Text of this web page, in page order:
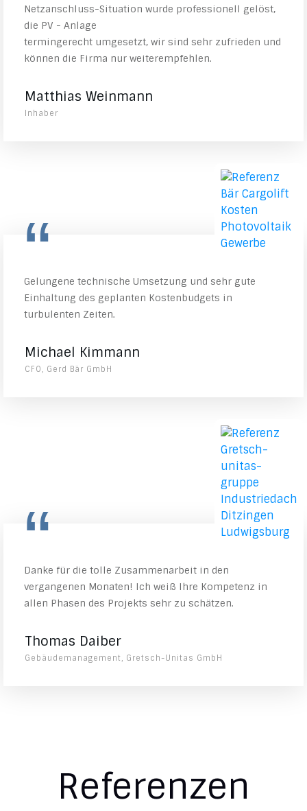
Netzanschluss-Situation wurde professionell gelöst,
die PV - Anlage
termingerecht umgesetzt, wir sind sehr zufrieden und
können die Firma nur weiterempfehlen.
Matthias Weinmann
Inhaber
“
Gelungene technische Umsetzung und sehr gute
Einhaltung des geplanten Kostenbudgets in
turbulenten Zeiten.
Michael Kimmann
CFO, Gerd Bär GmbH
“
Danke für die tolle Zusammenarbeit in den
vergangenen Monaten! Ich weiß Ihre Kompetenz in
allen Phasen des Projekts sehr zu schätzen.
Thomas Daiber
Gebäudemanagement, Gretsch-Unitas GmbH
Referenzen